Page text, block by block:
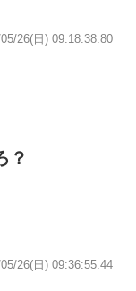
26(日) 09:18:38.80
？
26(日) 09:36:55.44